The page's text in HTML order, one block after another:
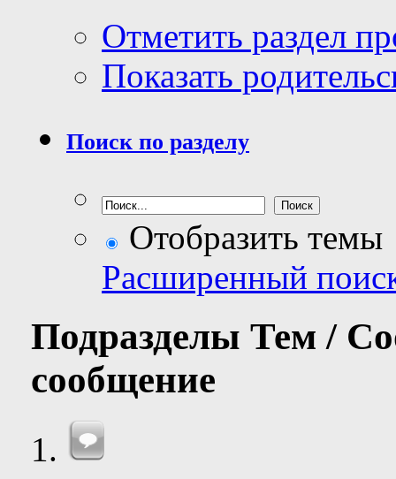
Отметить раздел
Показать
Поиск по разделу
Отобразить темы
Расширенный
Подразделы Тем /
сообщение